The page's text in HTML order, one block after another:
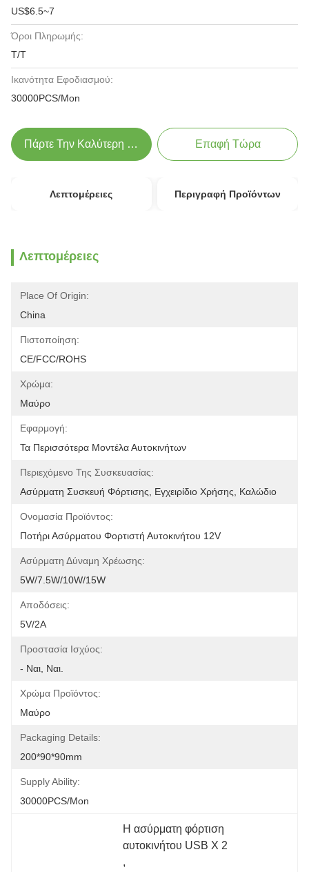
US$6.5~7
Όροι Πληρωμής:
T/T
Ικανότητα Εφοδιασμού:
30000PCS/Mon
Πάρτε Την Καλύτερη Τιμή Επαφή Τώρα
Λεπτομέρειες Περιγραφή Προϊόντων
Λεπτομέρειες
Place Of Origin:
China
Πιστοποίηση:
CE/FCC/ROHS
Χρώμα:
Μαύρο
Εφαρμογή:
Τα Περισσότερα Μοντέλα Αυτοκινήτων
Περιεχόμενο Της Συσκευασίας:
Ασύρματη Συσκευή Φόρτισης, Εγχειρίδιο Χρήσης, Καλώδιο
Ονομασία Προϊόντος:
Ποτήρι Ασύρματου Φορτιστή Αυτοκινήτου 12V
Ασύρματη Δύναμη Χρέωσης:
5W/7.5W/10W/15W
Αποδόσεις:
5V/2A
Προστασία Ισχύος:
- Ναι, Ναι.
Χρώμα Προϊόντος:
Μαύρο
Packaging Details:
200*90*90mm
Supply Ability:
30000PCS/Mon
Η ασύρματη φόρτιση
αυτοκινήτου USB X 2
,